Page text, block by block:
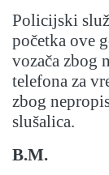
Policijski
početka ove
vozača zbog
telefona za
zbog
slušalica.
B.M.